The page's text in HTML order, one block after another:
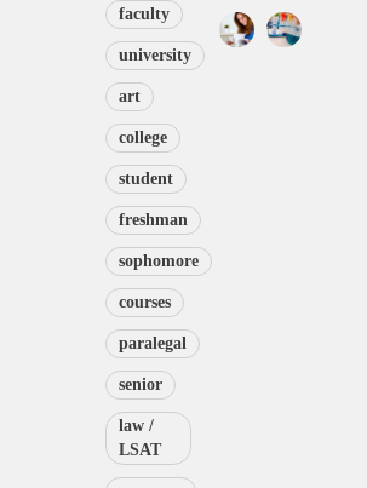
faculty
university
art
college
student
freshman
sophomore
courses
paralegal
senior
law /
LSAT